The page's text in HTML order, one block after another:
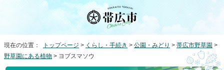
現在の位置： トップページ > くらし・手続き > 公園・みどり > 帯広市野草園 >
野草園にある植物 > ヨブスマソウ